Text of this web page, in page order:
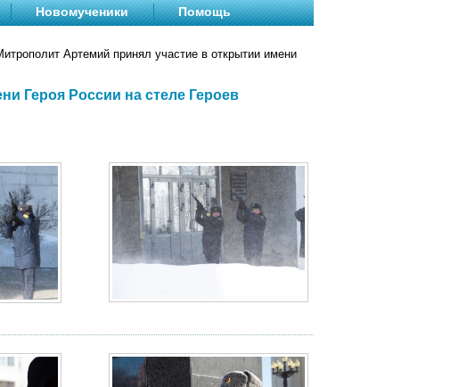
Новомученики Помощь
Артемий принял участие в открытии имени
Героя России на стеле Героев